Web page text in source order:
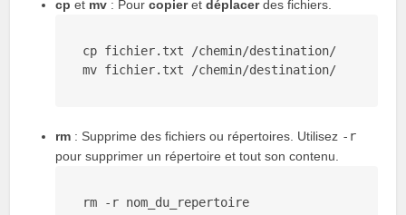
cp et mv : Pourcopieretdéplacerdes fichiers.
cp fichier.txt /chemin/destination/
mv fichier.txt
rm : Supprime des fichiers ou répertoires. Utilisez -r
pour supprimer un répertoire et tout son contenu.
rm